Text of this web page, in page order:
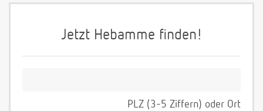
Jetzt Hebamme finden!
PLZ (3-5 Ziffern) oder Ort